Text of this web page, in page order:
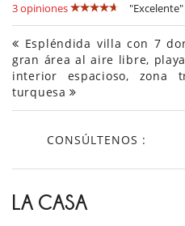
3 opiniones "Excelente"
Espléndida villa con 7
gran área al aire libre,
interior espacioso, zona
turquesa
CONSÚLTENOS :
LA CASA